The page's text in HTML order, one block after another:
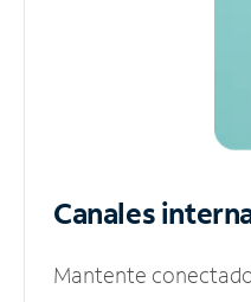
Canales
Mantente